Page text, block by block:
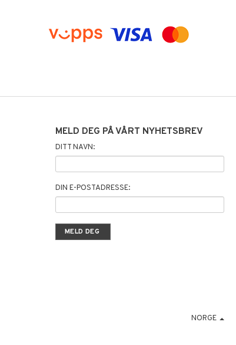
MELD DEG PÅ VÅRT NYHETSBREV
DITT NAVN:
DIN E-POSTADRESSE:
NORGE